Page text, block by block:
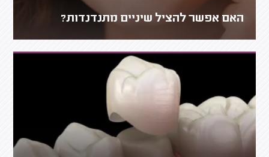
האם אפשר להציל שיניים מתנדנדות?